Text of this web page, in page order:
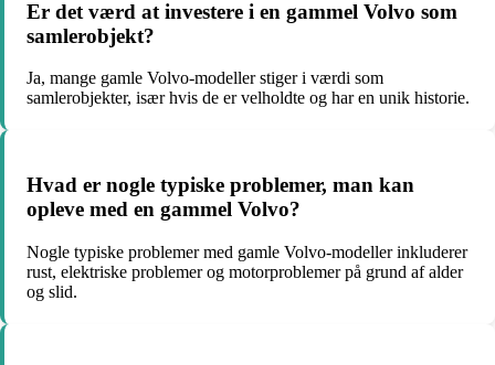
Er det værd at investere i en gammel Volvo som
samlerobjekt?
Ja, mange gamle Volvo-modeller stiger i værdi som
samlerobjekter, især hvis de er velholdte og har en unik historie.
Hvad er nogle typiske problemer, man kan
opleve med en gammel Volvo?
Nogle typiske problemer med gamle Volvo-modeller inkluderer
rust, elektriske problemer og motorproblemer på grund af alder
og slid.